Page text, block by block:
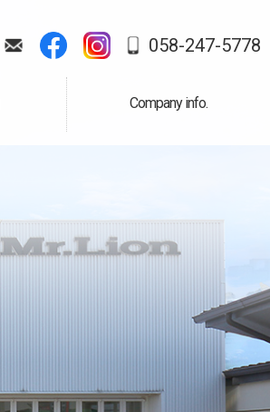
058-247-5778
Company info.
会社案内